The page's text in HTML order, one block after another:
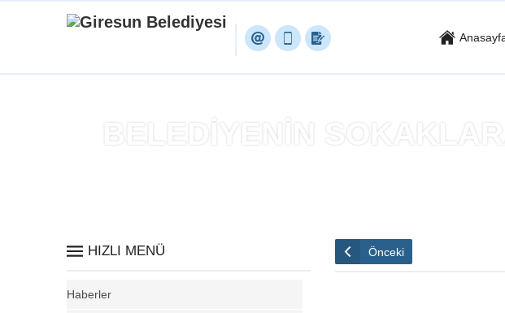
BELEDİYENİN
Önceki
HIZLI MENÜ
Haberler